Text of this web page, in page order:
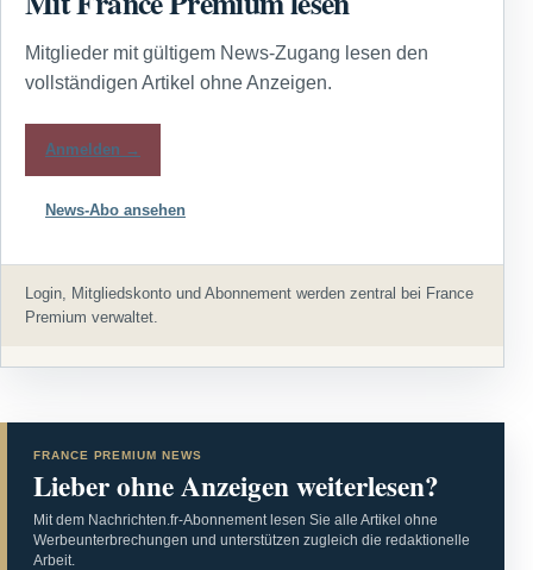
Mitglieder mit gültigem News-Zugang lesen den
vollständigen Artikel ohne Anzeigen.
Anmelden →
News-Abo ansehen
Login, Mitgliedskonto und Abonnement werden zentral bei France
Premium verwaltet.
FRANCE PREMIUM NEWS
Lieber ohne Anzeigen weiterlesen?
Mit dem Nachrichten.fr-Abonnement lesen Sie alle Artikel ohne
Werbeunterbrechungen und unterstützen zugleich die redaktionelle
Arbeit.